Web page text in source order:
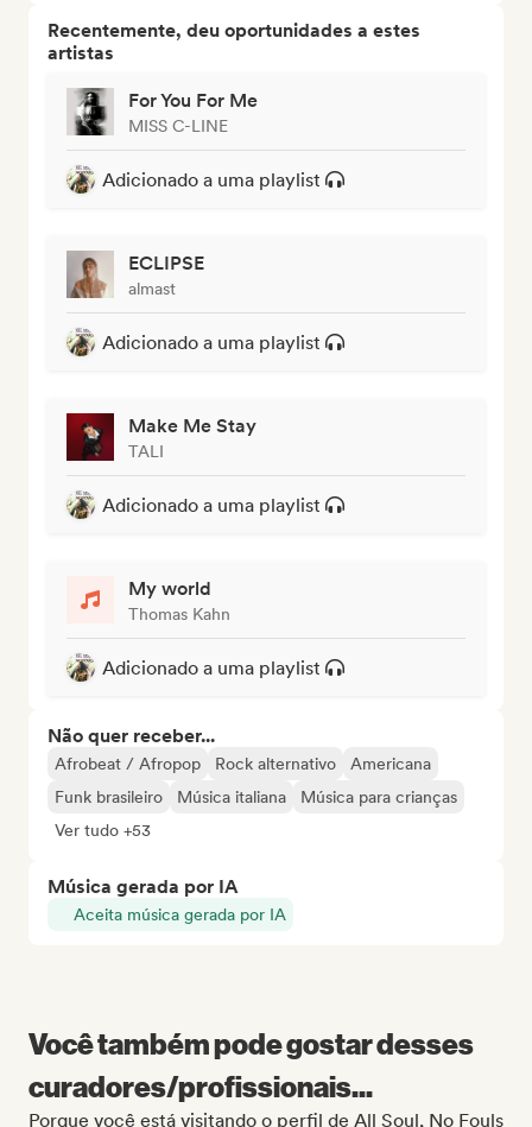
Recentemente, deu oportunidades a estes
artistas
For You For Me
MISS C-LINE
Adicionado a uma playlist
ECLIPSE
almast
Adicionado a uma playlist
Make Me Stay
TALI
Adicionado a uma playlist
My world
Thomas Kahn
Adicionado a uma playlist
Não quer receber...
Afrobeat / Afropop Rock alternativo
Americana
Funk brasileiro
Música italiana
Música para crianças
Ver tudo +53
Música gerada por IA
Aceita música gerada por IA
Você também pode gostar desses
curadores/profissionais...
Porque você está visitando o perfil de All Soul, No Fouls